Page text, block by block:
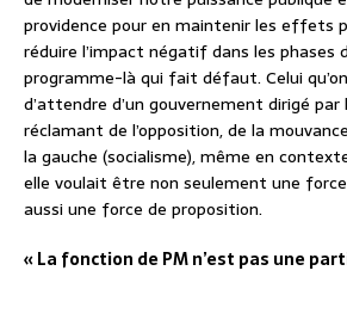
providence pour en maintenir les effets
réduire l’impact négatif dans les phases
programme-là qui fait défaut. Celui
d’attendre d’un gouvernement dirigé par
réclamant de l’opposition, de la
la gauche (socialisme), même en
elle voulait être non seulement une force
aussi une force de proposition.
« La fonction de PM n’est pas une